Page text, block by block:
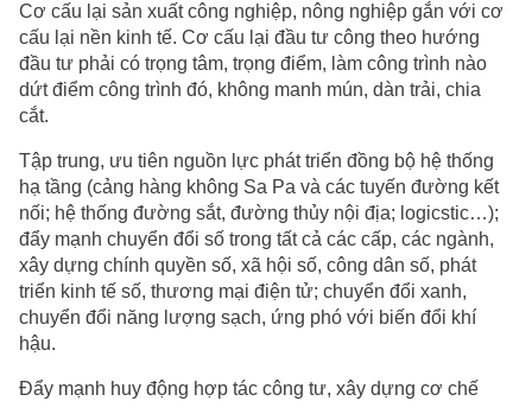
Cơ cấu lại sản xuất công nghiệp, nông nghiệp gắn với cơ
cấu lại nền kinh tế. Cơ cấu lại đầu tư công theo hướng
đầu tư phải có trọng tâm, trọng điểm, làm công trình nào
dứt điểm công trình đó, không manh mún, dàn trải, chia
cắt.
Tập trung, ưu tiên nguồn lực phát triển đồng bộ hệ thống
hạ tầng (cảng hàng không Sa Pa và các tuyến đường kết
nối; hệ thống đường sắt, đường thủy nội địa; logicstic…);
đẩy mạnh chuyển đổi số trong tất cả các cấp, các ngành,
xây dựng chính quyền số, xã hội số, công dân số, phát
triển kinh tế số, thương mại điện tử; chuyển đổi xanh,
chuyển đổi năng lượng sạch, ứng phó với biến đổi khí
hậu.
Đẩy mạnh huy động hợp tác công tư, xây dựng cơ chế